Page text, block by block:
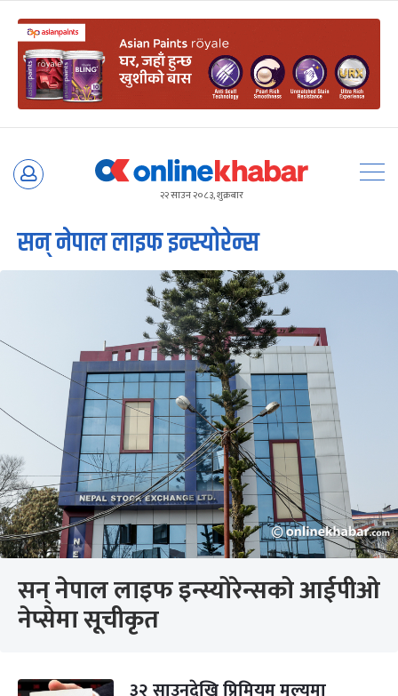
Skip
२२ साउन २०८३, शुक्रबार
सन् नेपाल लाइफ इन्स्योरेन्स
सन् नेपाल लाइफ इन्स्योरेन्सको आईपीओ
नेप्सेमा सूचीकृत